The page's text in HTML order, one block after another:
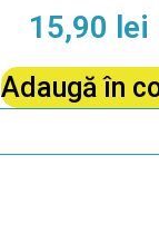
15,90 lei
Adaugă în